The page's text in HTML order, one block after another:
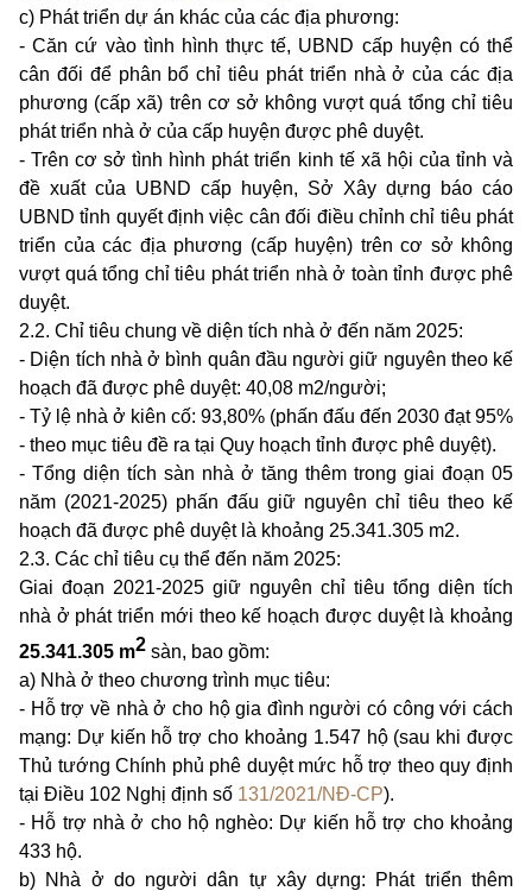
c) Phát triển dự án khác của các địa phương:
- Căn cứ vào tình hình thực tế, UBND cấp huyện có thể
cân đối để phân bổ chỉ tiêu phát triển nhà ở của các địa
phương (cấp xã) trên cơ sở không vượt quá tổng chỉ tiêu
phát triển nhà ở của cấp huyện được phê duyệt.
- Trên cơ sở tình hình phát triển kinh tế xã hội của tỉnh và
đề xuất của UBND cấp huyện, Sở Xây dựng báo cáo
UBND tỉnh quyết định việc cân đối điều chỉnh chỉ tiêu phát
triển của các địa phương (cấp huyện) trên cơ sở không
vượt quá tổng chỉ tiêu phát triển nhà ở toàn tỉnh được phê
duyệt.
2.2. Chỉ tiêu chung về diện tích nhà ở đến năm 2025:
- Diện tích nhà ở bình quân đầu người giữ nguyên theo kế
hoạch đã được phê duyệt: 40,08 m2/người;
- Tỷ lệ nhà ở kiên cố: 93,80% (phấn đấu đến 2030 đạt 95%
- theo mục tiêu đề ra tại Quy hoạch tỉnh được phê duyệt).
- Tổng diện tích sàn nhà ở tăng thêm trong giai đoạn 05
năm (2021-2025) phấn đấu giữ nguyên chỉ tiêu theo kế
hoạch đã được phê duyệt là khoảng 25.341.305 m2.
2.3. Các chỉ tiêu cụ thể đến năm 2025:
Giai đoạn 2021-2025 giữ nguyên chỉ tiêu tổng diện tích
nhà ở phát triển mới theo kế hoạch được duyệt là khoảng
25.341.305 m2 sàn, bao gồm:
a) Nhà ở theo chương trình mục tiêu:
- Hỗ trợ về nhà ở cho hộ gia đình người có công với cách
mạng: Dự kiến hỗ trợ cho khoảng 1.547 hộ (sau khi được
Thủ tướng Chính phủ phê duyệt mức hỗ trợ theo quy định
tại Điều 102 Nghị định số 131/2021/NĐ-CP).
- Hỗ trợ nhà ở cho hộ nghèo: Dự kiến hỗ trợ cho khoảng
433 hộ.
b) Nhà ở do người dân tự xây dựng: Phát triển thêm